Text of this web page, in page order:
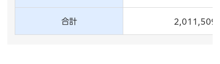
合計 2,011,509